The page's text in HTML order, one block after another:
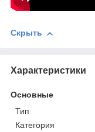
Скрыть
Характеристики
Основные
Тип
Категория